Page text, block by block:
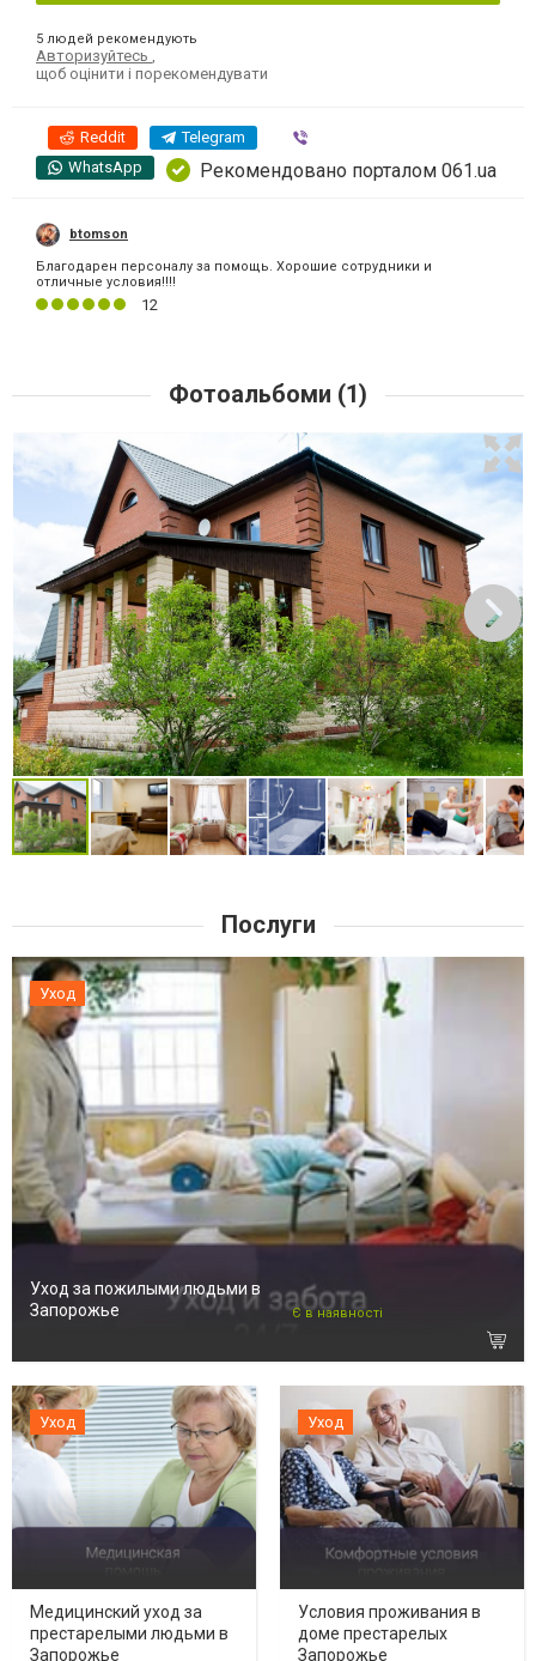
5 людей рекомендують
Авторизуйтесь
щоб оцінити і порекомендувати
Reddit Telegram
WhatsApp
Рекомендовано порталом 061.ua
btomson
Благодарен персоналу за помощь. Хорошие сотрудники и
отличные условия!!!!
12
Фотоальбоми (1)
Послуги
Уход
Уход за пожилыми людьми в
Запорожье
Є в наявності
Уход
Медицинский уход за
престарелыми людьми в
Запорожье
Уход
Условия проживания в
доме престарелых
Запорожье